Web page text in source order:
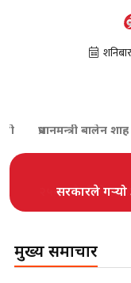
प्रधानमन्त्री बालेन शाह
सरकारले गर्‍यो
मुख्य समाचार